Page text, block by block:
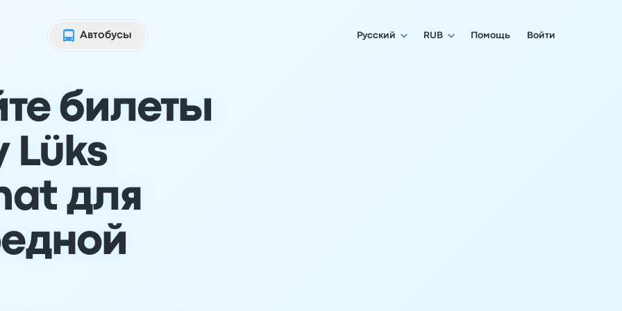
Автобусы
Русский RUB Помощь Войти
билеты
Lüks
для